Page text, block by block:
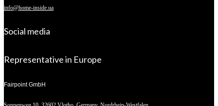
info@home-inside.ua
Social media
Representative in Europe
Fairpoint GmbH